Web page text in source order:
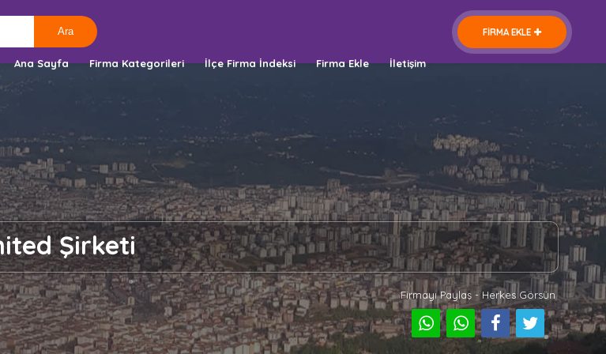
FİRMA EKLE
Ana Sayfa Firma Kategorileri İlçe Firma İndeksi Firma Ekle İletişim
Şirketi
Firmayı Paylaş - Herkes Görsün